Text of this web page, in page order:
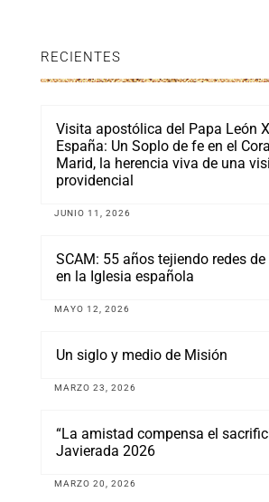
RECIENTES
Visita apostólica del Papa León
España: Un Soplo de fe en el
Marid, la herencia viva de una
providencial
JUNIO 11, 2026
SCAM: 55 años tejiendo redes
en la Iglesia española
MAYO 12, 2026
Un siglo y medio de Misión
MARZO 23, 2026
“La amistad compensa el
Javierada 2026
MARZO 20, 2026